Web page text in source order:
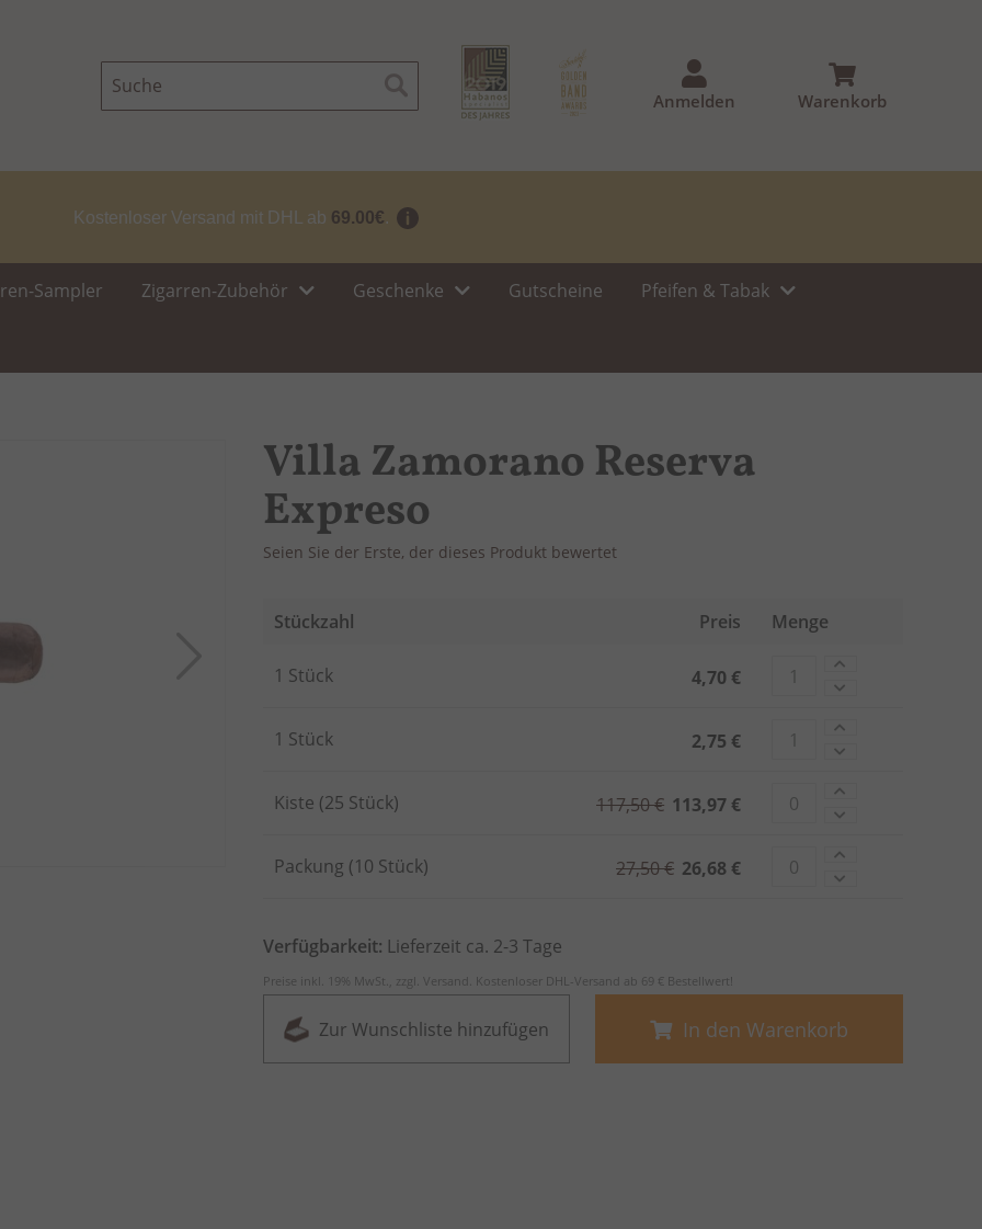
Warenkorb
Suche
Anmelden
Kostenloser Versand mit DHL ab 69.00€.
Sampler Zigarren-Zubehör Geschenke Gutscheine Pfeifen & Tabak
Villa Zamorano Reserva
Expreso
Seien Sie der Erste, der dieses Produkt bewertet
für
Produkt
Stückzahl Preis Menge
1 Stück 4,70 €
1 Stück 2,75 €
Kiste (25 Stück) 113,97 €
117,50 €
Packung (10 Stück) 26,68 €
27,50 €
Verfügbarkeit: Lieferzeit ca. 2-3 Tage
Preise inkl. 19% MwSt., zzgl. Versand . Kostenloser DHL-Versand ab 69 € Bestellwert!
Zur Wunschliste hinzufügen In den Warenkorb